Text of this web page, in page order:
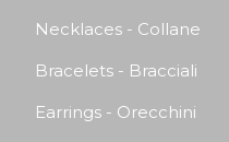
Necklaces - Collane
Bracelets - Bracciali
Earrings - Orecchini